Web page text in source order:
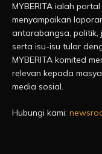
MYBERITA ialah
menyampaikan
antarabangsa, politik,
serta isu-isu tular
MYBERITA komited
relevan kepada
media sosial.
Hubungi kami: